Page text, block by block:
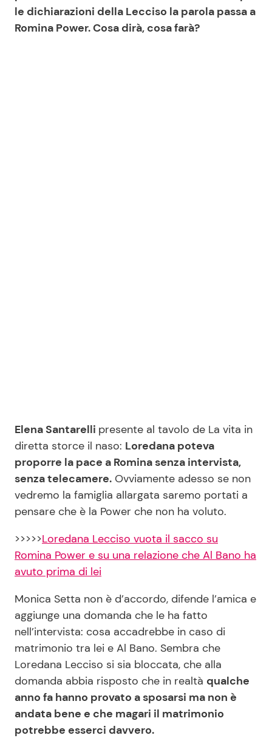
le dichiarazioni della Lecciso la parola passa a
Romina Power. Cosa dirà, cosa farà?
Elena Santarelli presente al tavolo de La vita in
diretta storce il naso: Loredana poteva
proporre la pace a Romina senza intervista,
senza telecamere. Ovviamente adesso se non
vedremo la famiglia allargata saremo portati a
pensare che è la Power che non ha voluto.
>>>>>Loredana Lecciso vuota il sacco su
Romina Power e su una relazione che Al Bano ha
avuto prima di lei
Monica Setta non è d’accordo, difende l’amica e
aggiunge una domanda che le ha fatto
nell’intervista: cosa accadrebbe in caso di
matrimonio tra lei e Al Bano. Sembra che
Loredana Lecciso si sia bloccata, che alla
domanda abbia risposto che in realtà qualche
anno fa hanno provato a sposarsi ma non è
andata bene e che magari il matrimonio
potrebbe esserci davvero.